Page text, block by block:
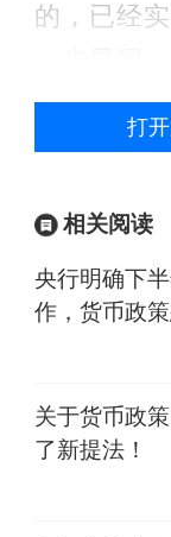
的，已经
施好适度
估前期已
场运行情
节奏，更
社会预期
年经济社
结构性货
新、提振
打
相关阅读
央行明确下
作，货币政
关于货币政
了新提法！